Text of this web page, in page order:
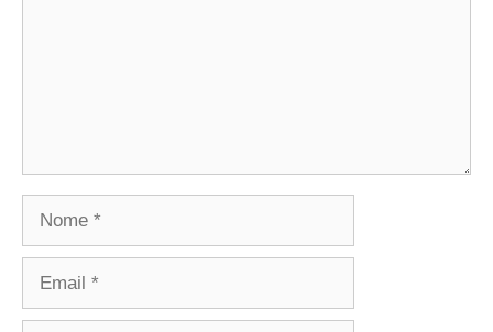
Nome
Email